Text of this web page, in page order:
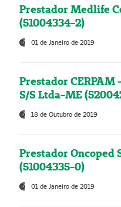
Prestador Medlife
(51004334-2)
01 de Janeiro de 2019
Prestador CERPAM
S/S Ltda-ME
18 de Outubro de 2019
Prestador Oncoped
(51004335-0)
01 de Janeiro de 2019